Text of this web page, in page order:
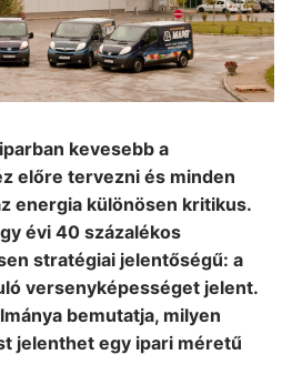
kevesebb a
előre tervezni és minden
energia különösen kritikus.
évi 40 százalékos
stratégiai jelentőségű: a
versenyképességet jelent.
bemutatja, milyen
jelenthet egy ipari méretű